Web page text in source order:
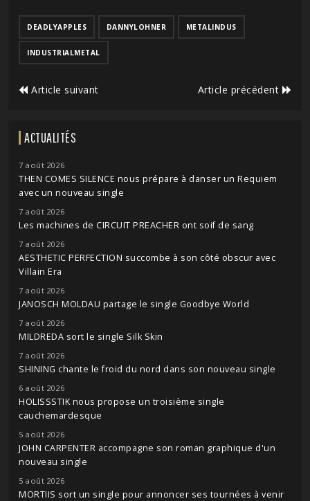
DEADLYAPPLES DANNYLOHNER METALINDUS
INDUSTRIALMETAL
Article suivant Article précédent
ACTUALITÉS
7 août 2026
THEN COMES SILENCE nous prépare à danser un Requiem
avec un nouveau single
7 août 2026
Les machines de CIRCUIT PREACHER ont soif de sang
7 août 2026
AESTHETIC PERFECTION succombe à son côté obscur avec
Villain Era
7 août 2026
JANOSCH MOLDAU partage le single Goodbye World
7 août 2026
MILDREDA sort le single Silk Skin
7 août 2026
SHINING chante le froid du nord dans son nouveau single
6 août 2026
HOLISSSTIK nous propose un troisième single
cauchemardesque
5 août 2026
JOHN CARPENTER accompagne son roman graphique d'un
nouveau single
5 août 2026
MORTIIS sort un single pour annoncer ses tournées à venir